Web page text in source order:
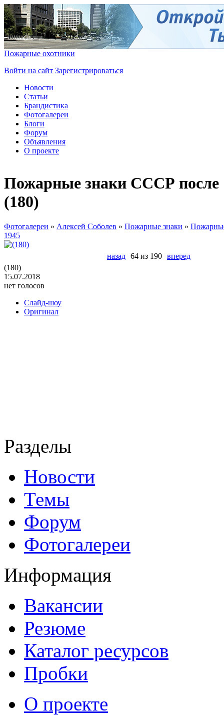
Пожарные охотники
Войти на сайт Зарегистрироваться
Новости
Статьи
Брандистика
Фотогалереи
Блоги
Форум
Объявления
О проекте
Пожарные знаки СССР после
(180)
Фотогалереи » Алексей Соболев » Пожарные знаки »
1945
назад 64 из 190 вперед
(180)
15.07.2018
нет голосов
Слайд-шоу
Оригинал
Разделы
Новости
Темы
Форум
Фотогалереи
Информация
Вакансии
Резюме
Каталог ресурсов
Пробки
О проекте